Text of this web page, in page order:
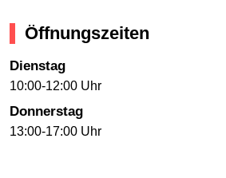
Öffnungszeiten
Dienstag
10:00-12:00 Uhr
Donnerstag
13:00-17:00 Uhr